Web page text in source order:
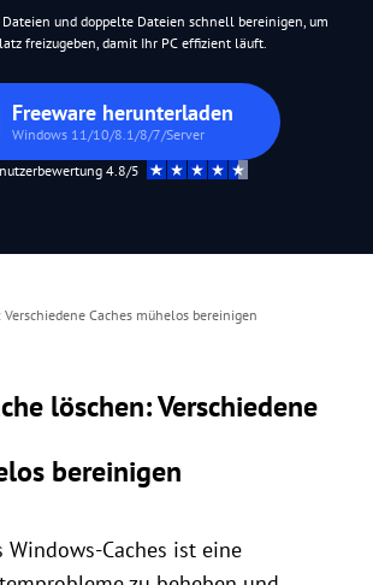
Dateien und doppelte Dateien schnell bereinigen, um
freizugeben, damit Ihr PC effizient läuft.
Freeware herunterladen
Windows 11/10/8.1/8/7/Server
4.8/5
Caches mühelos bereinigen
löschen: Verschiedene
bereinigen
Windows-Caches ist eine